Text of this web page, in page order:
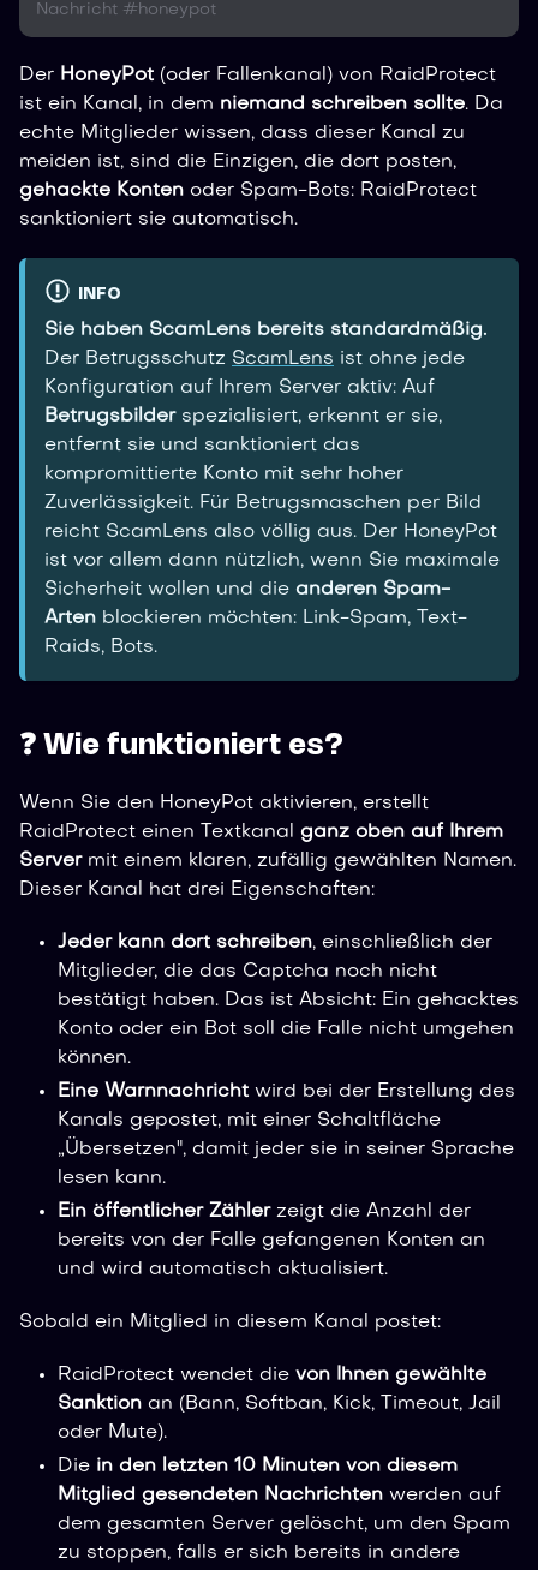
Nachricht #honeypot
Der HoneyPot (oder Fallenkanal) von RaidProtect
ist ein Kanal, in dem niemand schreiben sollte. Da
echte Mitglieder wissen, dass dieser Kanal zu
meiden ist, sind die Einzigen, die dort posten,
gehackte Konten oder Spam-Bots: RaidProtect
sanktioniert sie automatisch.
INFO
Sie haben ScamLens bereits standardmäßig.
Der Betrugsschutz ScamLens ist ohne jede
Konfiguration auf Ihrem Server aktiv: Auf
Betrugsbilderspezialisiert, erkennt er sie,
entfernt sie und sanktioniert das
kompromittierte Konto mit sehr hoher
Zuverlässigkeit. Für Betrugsmaschen per Bild
reicht ScamLens also völlig aus. Der HoneyPot
ist vor allem dann nützlich, wenn Sie maximale
Sicherheit wollen und die anderen Spam-
Arten blockieren möchten: Link-Spam, Text-
Raids, Bots.
❓ Wie funktioniert es?
Wenn Sie den HoneyPot aktivieren, erstellt
RaidProtect einen Textkanal ganz oben auf Ihrem
Servermit einem klaren, zufällig gewählten Namen.
Dieser Kanal hat drei Eigenschaften:
Jeder kann dort schreiben, einschließlich der
Mitglieder, die das Captcha noch nicht
bestätigt haben. Das ist Absicht: Ein gehacktes
Konto oder ein Bot soll die Falle nicht umgehen
können.
Eine Warnnachricht wird bei der Erstellung des
Kanals gepostet, mit einer Schaltfläche
„Übersetzen", damit jeder sie in seiner Sprache
lesen kann.
Ein öffentlicher Zählerzeigt die Anzahl der
bereits von der Falle gefangenen Konten an
und wird automatisch aktualisiert.
Sobald ein Mitglied in diesem Kanal postet:
RaidProtect wendet die von Ihnen gewählte
Sanktion an (Bann, Softban, Kick, Timeout, Jail
oder Mute).
Die in den letzten 10 Minuten von diesem
Mitglied gesendeten Nachrichten werden auf
dem gesamten Server gelöscht, um den Spam
zu stoppen, falls er sich bereits in andere